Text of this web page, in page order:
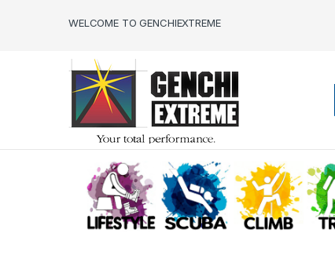
WELCOME TO GENCHIEXTREME
LIFESTYLE SCUBA CLIMB